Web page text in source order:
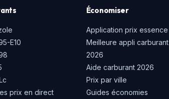
E10
prix en direct
Économiser
Application prix essence
Meilleure appli carburant
2026
Aide carburant 2026
Prix par ville
Guides économies